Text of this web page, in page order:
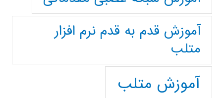
آموزش قدم به قدم نرم افزار
متلب
آموزش متلب